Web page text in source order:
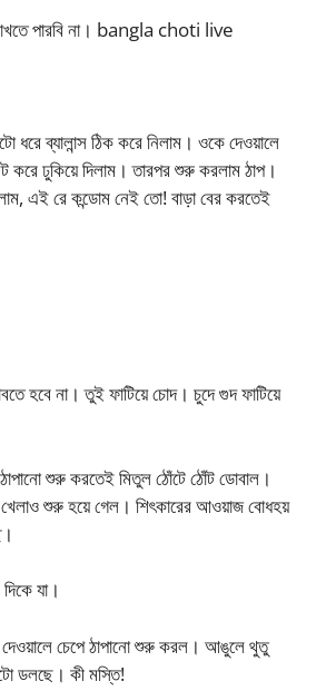
পারবি না। bangla choti live
ধরে ব্যালান্স ঠিক করে নিলাম। ওকে দেওয়ালে
করে ঢুকিয়ে দিলাম। তারপর শুরু করলাম ঠাপ।
এই রে কন্ডোম নেই তো! বাড়া বের করতেই
হবে না। তুই ফাটিয়ে চোদ। চুদে গুদ ফাটিয়ে
শুরু করতেই মিতুল ঠোঁটে ঠোঁট ডোবাল।
শুরু হয়ে গেল। শিৎকারের আওয়াজ বোধহয়
যা।
চেপে ঠাপানো শুরু করল। আঙুলে থুতু
ডলছে। কী মস্তি!